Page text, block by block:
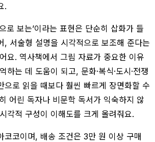
.
로 보는’이라는 표현은 단순히 삽화가 들
, 서술형 설명을 시각적으로 보조해 준다는
요. 역사책에서 그림 자료가 중요한 이유
하는 데 도움이 되고, 문화·복식·도시·전쟁
으로 읽을 때보다 훨씬 빠르게 장면화할 수
어린 독자나 비문학 독서가 익숙하지 않
각적 구성이 이해도를 크게 올려줘요.
코코이며, 배송 조건은 3만 원 이상 구매